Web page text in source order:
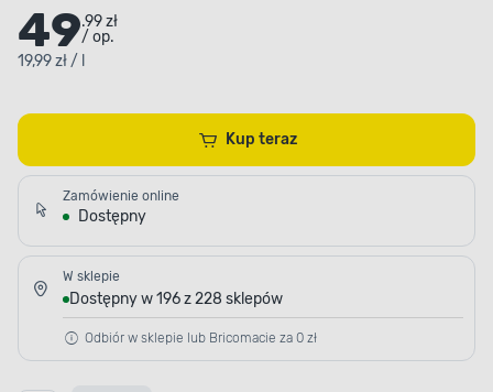
49.99 zł
/ op.
19,99 zł / l
Kup teraz
Zamówienie online
Dostępny
W sklepie
Dostępny w 196 z 228 sklepów
Odbiór w sklepie lub Bricomacie za 0 zł